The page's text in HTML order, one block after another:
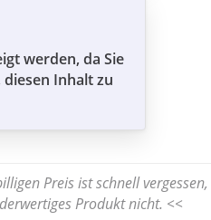
werden, da Sie
Inhalt zu
Preis ist schnell
Produkt nicht. <<